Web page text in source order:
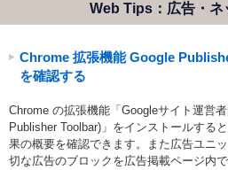
Web Tips：広告・ネ
Chrome 拡張機能 Google
を確認する
Chrome の拡張機能「Googleサイト運営
Publisher Toolbar)」をインストールする
果の概要を確認できます。また広告ユニ
切な広告のブロックを広告掲載ページ内で